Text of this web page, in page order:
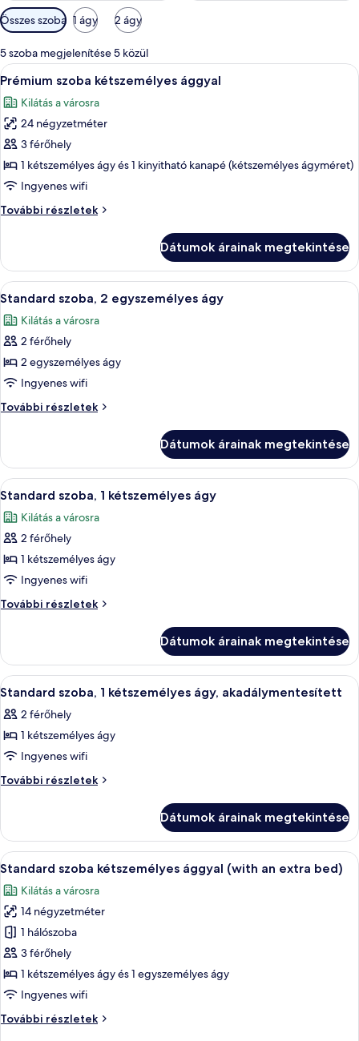
Szobákhoz
rendelkezésre
álló
szűrők
Összes szoba 1 ágy 2 ágy
5 szoba megjelenítése 5 közül
A
következő
szoba
összes
képének
megtekintése:
Prémium
kétszemélyes
Egy szállodai szoba, amelyben egy
12
Prémium szoba kétszemélyes ággyal
Kilátás a városra
24 négyzetméter
3 férőhely
1 kétszemélyes ágy és 1 kinyitható kanapé (kétszemélyes ágyméret)
Ingyenes wifi
További részletek
Prémium
további
részletei
Dátumok árainak megtekintése
A
következő
szoba
összes
képének
megtekintése:
Standard
szoba,
egyszemélyes
ágy
Egy szállodai szoba két ággyal,
9
Standard szoba, 2 egyszemélyes ágy
Kilátás a városra
2 férőhely
2 egyszemélyes ágy
Ingyenes wifi
További részletek
Standard
ágy
további
részletei
Dátumok árainak megtekintése
A
következő
szoba
összes
képének
megtekintése:
Standard
szoba,
kétszemélyes
ágy
Egy szállodai szoba, amelyben egy
9
Standard szoba, 1 kétszemélyes ágy
Kilátás a városra
2 férőhely
1 kétszemélyes ágy
Ingyenes wifi
További részletek
Standard
ágy
további
részletei
Dátumok árainak megtekintése
A
következő
szoba
összes
képének
megtekintése:
1
kétszemélyes
ágy,
akadálymentesített
Egy szállodai szoba, amelyben egy
8
Standard szoba, 1 kétszemélyes ágy, akadálymentesített
2 férőhely
1 kétszemélyes ágy
Ingyenes wifi
További részletek
Standard
ágy,
akadálymentesített
további
Dátumok árainak megtekintése
A
következő
szoba
összes
képének
megtekintése:
Standard
szoba
kétszemélyes
ággyal
Egy szállodai szoba, amelyben egy
12
Standard szoba kétszemélyes ággyal (with an extra bed)
Kilátás a városra
14 négyzetméter
1 hálószoba
3 férőhely
1 kétszemélyes ágy és 1 egyszemélyes ágy
Ingyenes wifi
További részletek
Standard